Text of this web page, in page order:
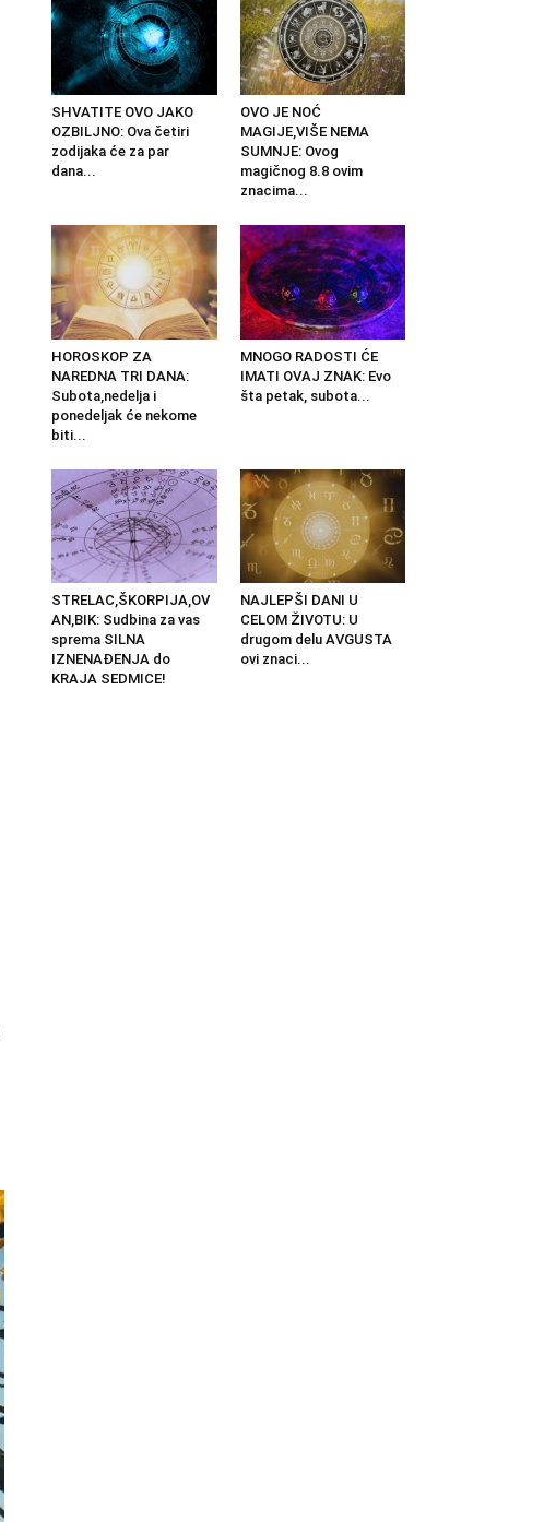
SHVATITE OVO JAKO
OZBILJNO: Ova četiri
zodijaka će za par
dana...
OVO JE NOĆ
MAGIJE,VIŠE NEMA
SUMNJE: Ovog
magičnog 8.8 ovim
znacima...
HOROSKOP ZA
NAREDNA TRI DANA:
Subota,nedelja i
ponedeljak će nekome
biti...
MNOGO RADOSTI ĆE
IMATI OVAJ ZNAK: Evo
šta petak, subota...
STRELAC,ŠKORPIJA,OV
AN,BIK: Sudbina za vas
sprema SILNA
IZNENAĐENJA do
KRAJA SEDMICE!
NAJLEPŠI DANI U
CELOM ŽIVOTU: U
drugom delu AVGUSTA
ovi znaci...